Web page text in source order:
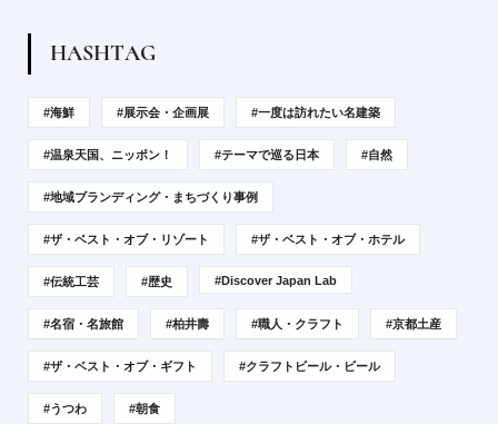
HASHTAG
#海鮮 #展示会・企画展 #一度は訪れたい名建築
#温泉天国、ニッポン！ #テーマで巡る日本 #自然
#地域ブランディング・まちづくり事例
#ザ・ベスト・オブ・リゾート #ザ・ベスト・オブ・ホテル
#伝統工芸 #歴史 #Discover Japan Lab
#名宿・名旅館 #柏井壽 #職人・クラフト #京都土産
#ザ・ベスト・オブ・ギフト #クラフトビール・ビール
#うつわ #朝食